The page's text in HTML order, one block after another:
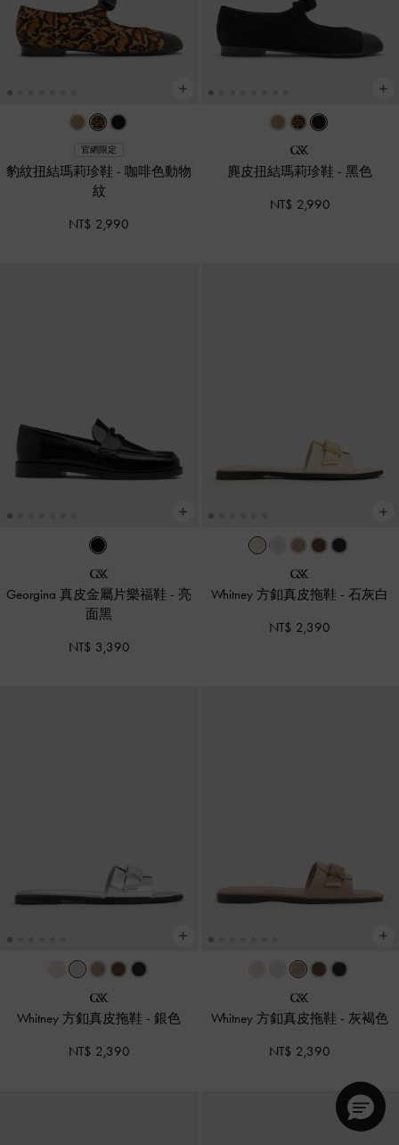
官網限定
豹紋扭結瑪莉珍鞋 -咖啡色動物
紋
NT$ 2,990
麂皮扭結瑪莉珍鞋 -黑色
NT$ 2,990
Georgina 真皮金屬片樂福鞋 - 亮
面黑
NT$ 3,390
Whitney 方釦真皮拖鞋 -石灰白
NT$ 2,390
Whitney 方釦真皮拖鞋 -銀色
NT$ 2,390
Whitney 方釦真皮拖鞋 - 灰褐色
NT$ 2,390